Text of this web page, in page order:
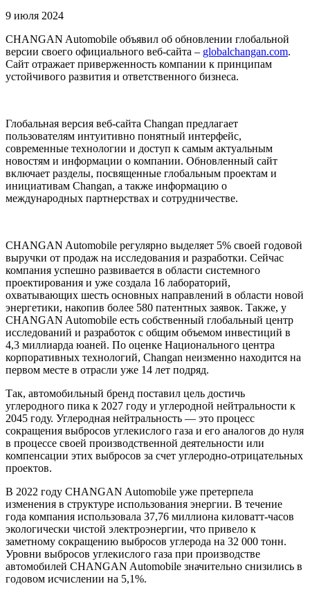
9 июля 2024
CHANGAN Automobile объявил об обновлении глобальной
версии своего официального веб-сайта – globalchangan.com.
Сайт отражает приверженность компании к принципам
устойчивого развития и ответственного бизнеса.
Глобальная версия веб-сайта Changan предлагает
пользователям интуитивно понятный интерфейс,
современные технологии и доступ к самым актуальным
новостям и информации о компании. Обновленный сайт
включает разделы, посвященные глобальным проектам и
инициативам Changan, а также информацию о
международных партнерствах и сотрудничестве.
CHANGAN Automobile регулярно выделяет 5% своей годовой
выручки от продаж на исследования и разработки. Сейчас
компания успешно развивается в области системного
проектирования и уже создала 16 лабораторий,
охватывающих шесть основных направлений в области новой
энергетики, накопив более 580 патентных заявок. Также, у
CHANGAN Automobile есть собственный глобальный центр
исследований и разработок с общим объемом инвестиций в
4,3 миллиарда юаней. По оценке Национального центра
корпоративных технологий, Changan неизменно находится на
первом месте в отрасли уже 14 лет подряд.
Так, автомобильный бренд поставил цель достичь
углеродного пика к 2027 году и углеродной нейтральности к
2045 году. Углеродная нейтральность — это процесс
сокращения выбросов углекислого газа и его аналогов до нуля
в процессе своей производственной деятельности или
компенсации этих выбросов за счет углеродно-отрицательных
проектов.
В 2022 году CHANGAN Automobile уже претерпела
изменения в структуре использования энергии. В течение
года компания использовала 37,76 миллиона киловатт-часов
экологически чистой электроэнергии, что привело к
заметному сокращению выбросов углерода на 32 000 тонн.
Уровни выбросов углекислого газа при производстве
автомобилей CHANGAN Automobile значительно снизились в
годовом исчислении на 5,1%.